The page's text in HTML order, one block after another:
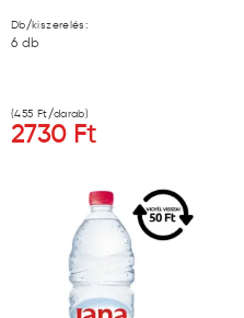
Db/kiszerelés:
6 db
(455 Ft/darab)
2730Ft